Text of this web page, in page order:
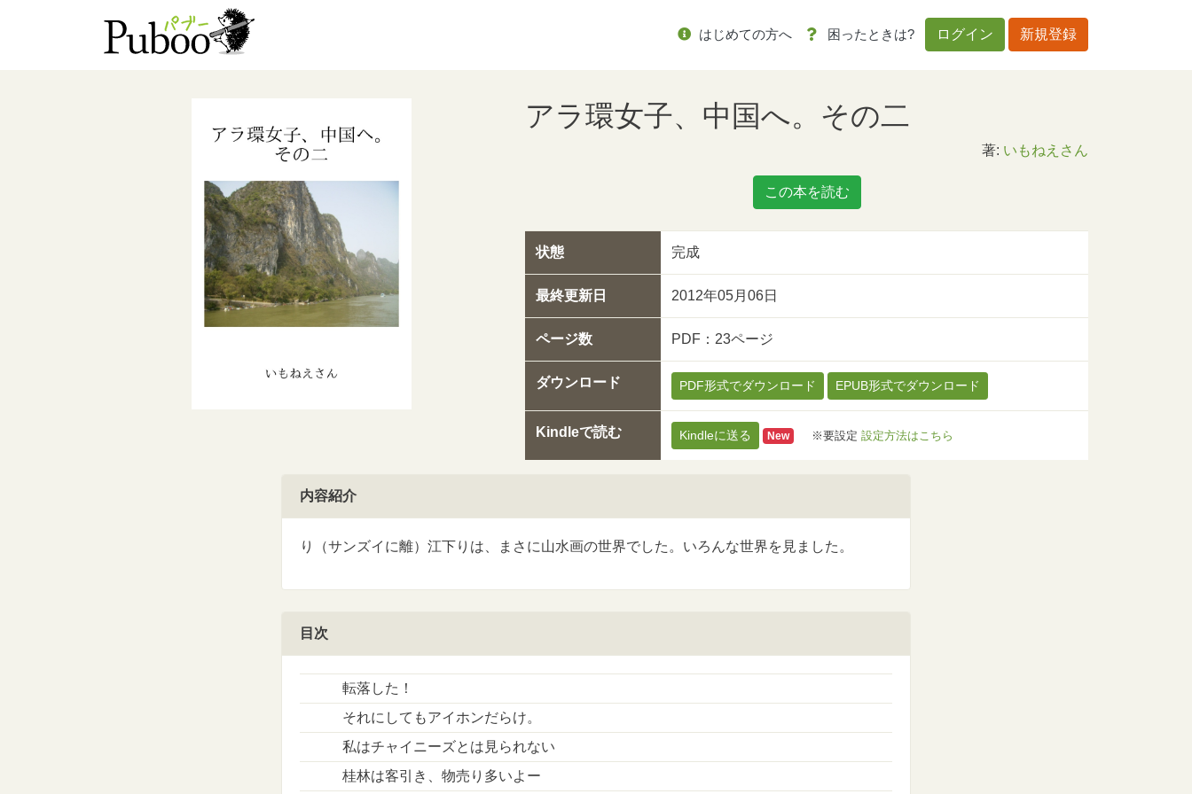
はじめての方へ 困ったときは? ログイン 新規登録
アラ環女子、中国へ。その二
著: いもねえさん
この本を読む
状態 完成
最終更新日 2012年05月06日
ページ数 PDF：23ページ
ダウンロード PDF形式でダウンロード EPUB形式でダウンロード
Kindleで読む Kindleに送る New ※要設定 設定方法はこちら
内容紹介
り（サンズイに離）江下りは、まさに山水画の世界でした。いろんな世界を見ました。
目次
転落した！
それにしてもアイホンだらけ。
私はチャイニーズとは見られない
桂林は客引き、物売り多いよー